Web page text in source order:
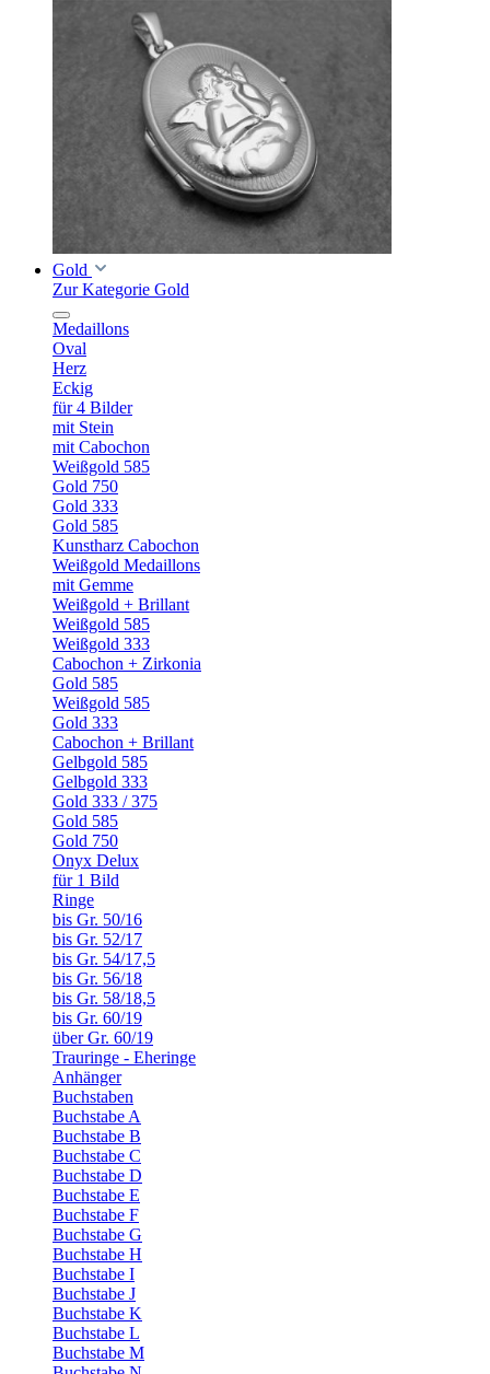
Gold
Zur Kategorie Gold
Medaillons
Oval
Herz
Eckig
für 4 Bilder
mit Stein
mit Cabochon
Weißgold 585
Gold 750
Gold 333
Gold 585
Kunstharz Cabochon
Weißgold Medaillons
mit Gemme
Weißgold + Brillant
Weißgold 585
Weißgold 333
Cabochon + Zirkonia
Gold 585
Weißgold 585
Gold 333
Cabochon + Brillant
Gelbgold 585
Gelbgold 333
Gold 333 / 375
Gold 585
Gold 750
Onyx Delux
für 1 Bild
Ringe
bis Gr. 50/16
bis Gr. 52/17
bis Gr. 54/17,5
bis Gr. 56/18
bis Gr. 58/18,5
bis Gr. 60/19
über Gr. 60/19
Trauringe - Eheringe
Anhänger
Buchstaben
Buchstabe A
Buchstabe B
Buchstabe C
Buchstabe D
Buchstabe E
Buchstabe F
Buchstabe G
Buchstabe H
Buchstabe I
Buchstabe J
Buchstabe K
Buchstabe L
Buchstabe M